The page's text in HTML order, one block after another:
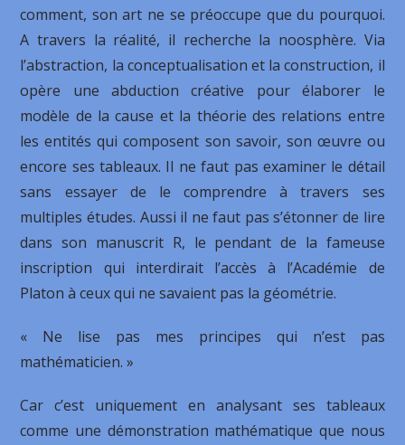
comment, son art ne se préoccupe que du pourquoi.
A travers la réalité, il recherche la noosphère. Via
l’abstraction, la conceptualisation et la construction, il
opère une abduction créative pour élaborer le
modèle de la cause et la théorie des relations entre
les entités qui composent son savoir, son œuvre ou
encore ses tableaux. Il ne faut pas examiner le détail
sans essayer de le comprendre à travers ses
multiples études. Aussi il ne faut pas s’étonner de lire
dans son manuscrit R, le pendant de la fameuse
inscription qui interdirait l’accès à l’Académie de
Platon à ceux qui ne savaient pas la géométrie.
« Ne lise pas mes principes qui n’est pas
mathématicien. »
Car c’est uniquement en analysant ses tableaux
comme une démonstration mathématique que nous